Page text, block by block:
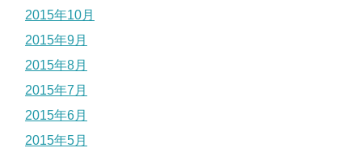
2015年10月
2015年9月
2015年8月
2015年7月
2015年6月
2015年5月